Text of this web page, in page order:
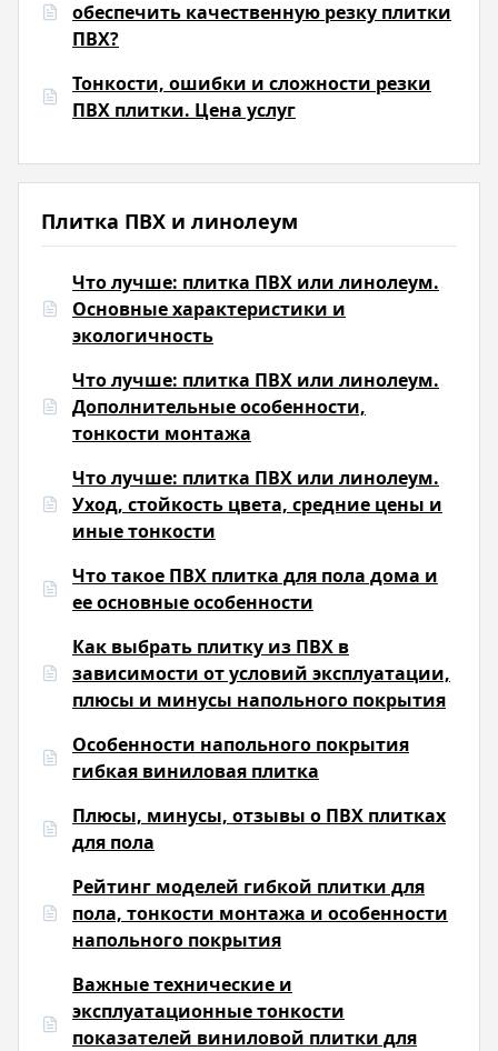
обеспечить качественную резку плитки
ПВХ?
Тонкости, ошибки и сложности резки
ПВХ плитки. Цена услуг
Плитка ПВХ и линолеум
Что лучше: плитка ПВХ или линолеум.
Основные характеристики и
экологичность
Что лучше: плитка ПВХ или линолеум.
Дополнительные особенности,
тонкости монтажа
Что лучше: плитка ПВХ или линолеум.
Уход, стойкость цвета, средние цены и
иные тонкости
Что такое ПВХ плитка для пола дома и
ее основные особенности
Как выбрать плитку из ПВХ в
зависимости от условий эксплуатации,
плюсы и минусы напольного покрытия
Особенности напольного покрытия
гибкая виниловая плитка
Плюсы, минусы, отзывы о ПВХ плитках
для пола
Рейтинг моделей гибкой плитки для
пола, тонкости монтажа и особенности
напольного покрытия
Важные технические и
эксплуатационные тонкости
показателей виниловой плитки для